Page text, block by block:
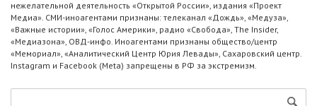
нежелательной деятельность «Открытой России», издания «Проект
Медиа». СМИ-иноагентами признаны: телеканал «Дождь», «Медуза»,
«Важные истории», «Голос Америки», радио «Свобода», The Insider,
«Медиазона», ОВД-инфо. Иноагентами признаны общество/центр
«Мемориал», «Аналитический Центр Юрия Левады», Сахаровский центр.
Instagram и Facebook (Metа) запрещены в РФ за экстремизм.